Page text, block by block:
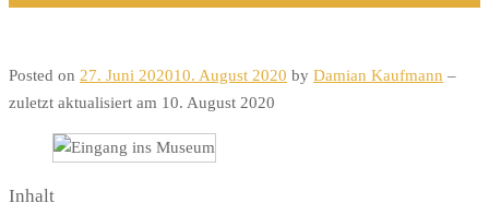
Posted on 27. Juni 202010. August 2020 by Damian Kaufmann –
zuletzt aktualisiert am 10. August 2020
Inhalt